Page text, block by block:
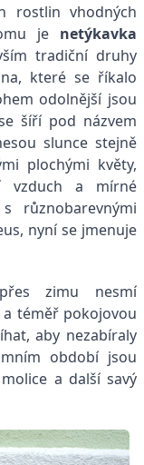
rostlin vhodných
je netýkavka
tradiční druhy
které se říkalo
odolnější jsou
šíří pod názvem
slunce stejně
plochými květy,
vzduch a mírné
různobarevnými
nyní se jmenuje
zimu nesmí
téměř pokojovou
aby nezabíraly
období jsou
a další savý